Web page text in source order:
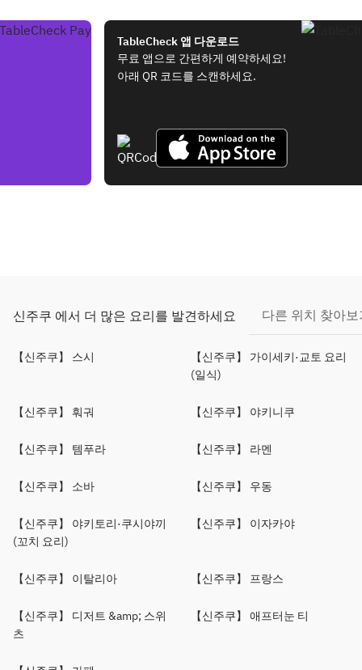
TableCheck 앱 다운로드
무료 앱으로 간편하게 예약하세요!
아래 QR 코드를 스캔하세요.
신주쿠 에서 더 많은 요리를 발견하세요 다른 위치 찾아보
【신주쿠】 스시
【신주쿠】 가이세키·교토 요리
(일식)
【신주쿠】 훠궈 【신주쿠】 야키니쿠
【신주쿠】 템푸라 【신주쿠】 라멘
【신주쿠】 소바 【신주쿠】 우동
【신주쿠】 야키토리·쿠시야끼
(꼬치 요리)
【신주쿠】 이자카야
【신주쿠】 이탈리아 【신주쿠】 프랑스
【신주쿠】 디저트 &amp; 스위
츠
【신주쿠】 애프터눈 티